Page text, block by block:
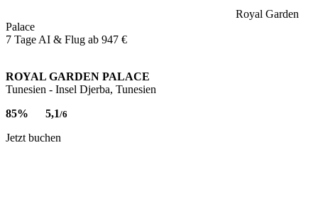
Royal Garden
Palace
7 Tage AI & Flug ab 947 €
ROYAL GARDEN PALACE
Tunesien - Insel Djerba, Tunesien
85%
5,1/6
Jetzt buchen